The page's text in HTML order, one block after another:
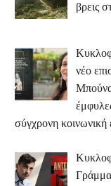
βρεις
νέο
σύγχρονη κοινωνική